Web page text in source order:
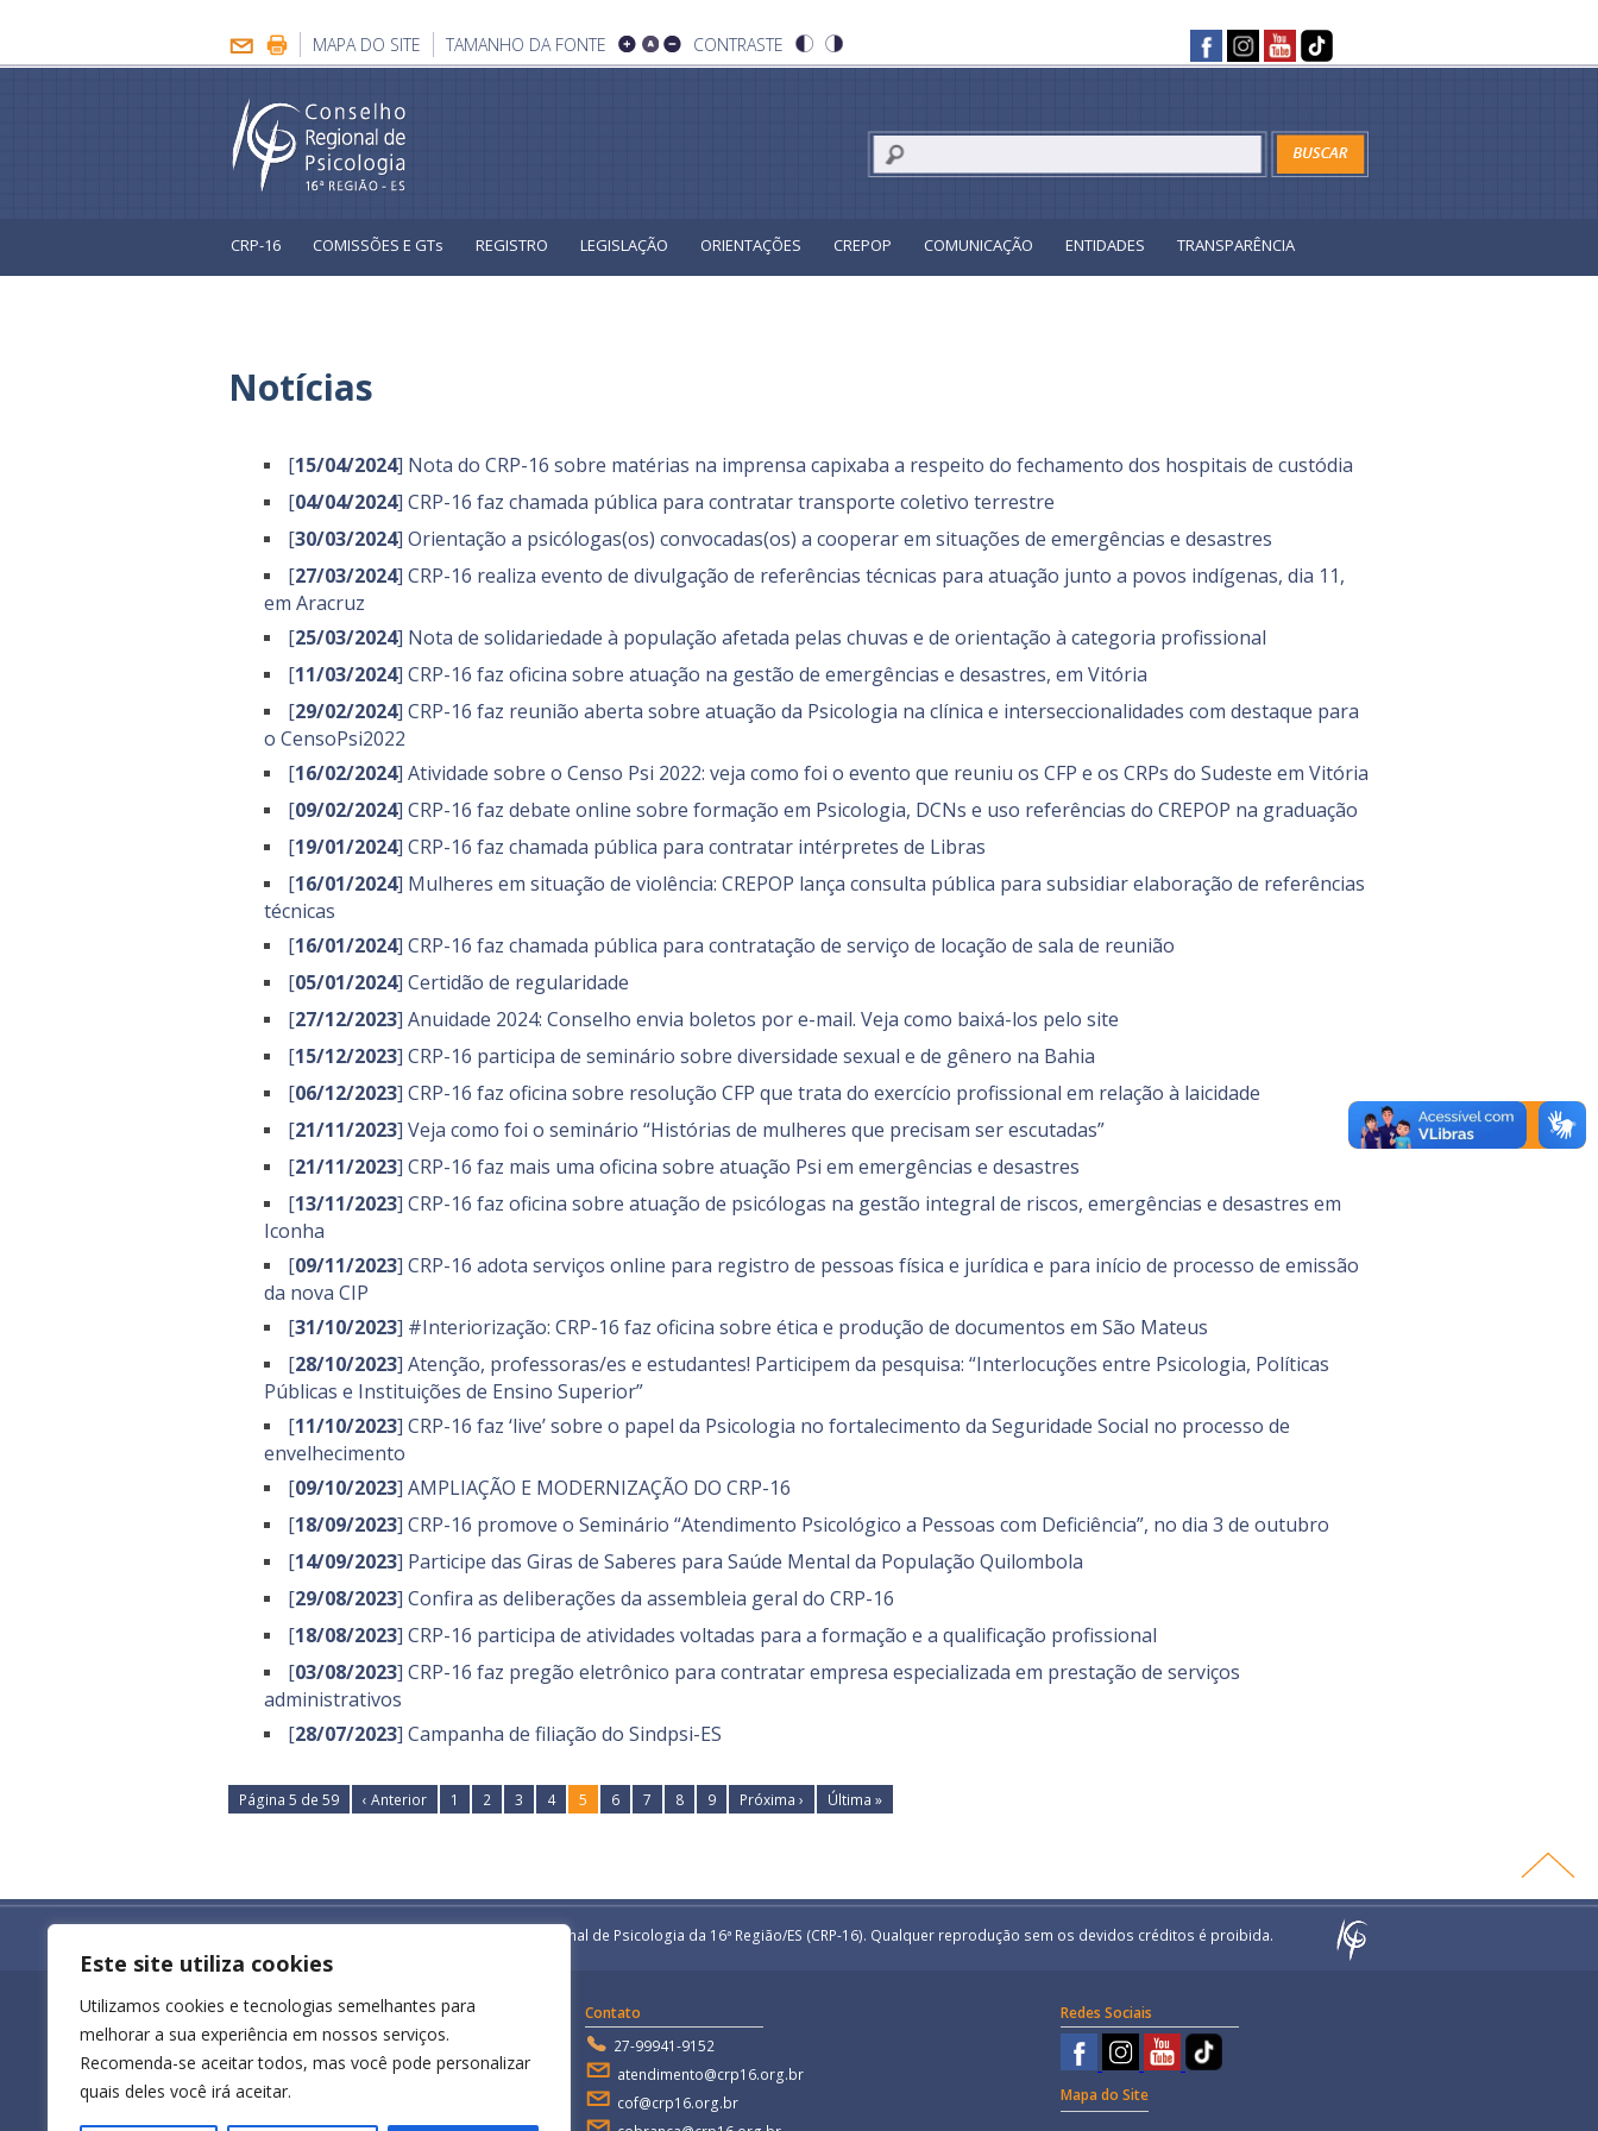
Este site utiliza cookies
Utilizamos cookies e tecnologias semelhantes para
melhorar a sua experiência em nossos serviços.
Recomenda-se aceitar todos, mas você pode personalizar
quais deles você irá aceitar.
MAPA DO SITE TAMANHO DA FONTE CONTRASTE
CRP-16 COMISSÕES E GTs REGISTRO LEGISLAÇÃO ORIENTAÇÕES CREPOP COMUNICAÇÃO ENTIDADES TRANSPARÊNCIA
Notícias
[15/04/2024] Nota do CRP-16 sobre matérias na imprensa capixaba a respeito do fechamento dos hospitais de custódia
[04/04/2024] CRP-16 faz chamada pública para contratar transporte coletivo terrestre
[30/03/2024] Orientação a psicólogas(os) convocadas(os) a cooperar em situações de emergências e desastres
[27/03/2024] CRP-16 realiza evento de divulgação de referências técnicas para atuação junto a povos indígenas, dia 11,
em Aracruz
[25/03/2024] Nota de solidariedade à população afetada pelas chuvas e de orientação à categoria profissional
[11/03/2024] CRP-16 faz oficina sobre atuação na gestão de emergências e desastres, em Vitória
[29/02/2024] CRP-16 faz reunião aberta sobre atuação da Psicologia na clínica e interseccionalidades com destaque para
o CensoPsi2022
[16/02/2024] Atividade sobre o Censo Psi 2022: veja como foi o evento que reuniu os CFP e os CRPs do Sudeste em Vitória
[09/02/2024] CRP-16 faz debate online sobre formação em Psicologia, DCNs e uso referências do CREPOP na graduação
[19/01/2024] CRP-16 faz chamada pública para contratar intérpretes de Libras
[16/01/2024] Mulheres em situação de violência: CREPOP lança consulta pública para subsidiar elaboração de referências
técnicas
[16/01/2024] CRP-16 faz chamada pública para contratação de serviço de locação de sala de reunião
[05/01/2024] Certidão de regularidade
[27/12/2023] Anuidade 2024: Conselho envia boletos por e-mail. Veja como baixá-los pelo site
[15/12/2023] CRP-16 participa de seminário sobre diversidade sexual e de gênero na Bahia
[06/12/2023] CRP-16 faz oficina sobre resolução CFP que trata do exercício profissional em relação à laicidade
[21/11/2023] Veja como foi o seminário “Histórias de mulheres que precisam ser escutadas”
[21/11/2023] CRP-16 faz mais uma oficina sobre atuação Psi em emergências e desastres
[13/11/2023] CRP-16 faz oficina sobre atuação de psicólogas na gestão integral de riscos, emergências e desastres em
Iconha
[09/11/2023] CRP-16 adota serviços online para registro de pessoas física e jurídica e para início de processo de emissão
da nova CIP
[31/10/2023] #Interiorização: CRP-16 faz oficina sobre ética e produção de documentos em São Mateus
[28/10/2023] Atenção, professoras/es e estudantes! Participem da pesquisa: “Interlocuções entre Psicologia, Políticas
Públicas e Instituições de Ensino Superior”
[11/10/2023] CRP-16 faz ‘live’ sobre o papel da Psicologia no fortalecimento da Seguridade Social no processo de
envelhecimento
[09/10/2023] AMPLIAÇÃO E MODERNIZAÇÃO DO CRP-16
[18/09/2023] CRP-16 promove o Seminário “Atendimento Psicológico a Pessoas com Deficiência”, no dia 3 de outubro
[14/09/2023] Participe das Giras de Saberes para Saúde Mental da População Quilombola
[29/08/2023] Confira as deliberações da assembleia geral do CRP-16
[18/08/2023] CRP-16 participa de atividades voltadas para a formação e a qualificação profissional
[03/08/2023] CRP-16 faz pregão eletrônico para contratar empresa especializada em prestação de serviços
administrativos
[28/07/2023] Campanha de filiação do Sindpsi-ES
Página 5 de 59 ‹ Anterior 1 2 3 4 5 6 7 8 9 Próxima › Última »
Todos os direitos reservados ao Conselho Regional de Psicologia da 16ª Região/ES (CRP-16). Qualquer reprodução sem os devidos créditos é proibida.
Endereço
Rua Des. Ferreira Coelho, 330
8º andar, Salas 804-808
Praia do Suá, Vitória - ES
Atendimento ao público:
Contato
27-99941-9152
atendimento@crp16.org.br
cof@crp16.org.br
Redes Sociais
Mapa do Site